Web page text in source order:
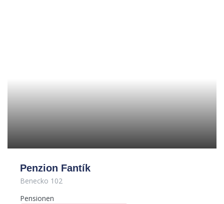
Penzion Fantík
Benecko 102
Pensionen